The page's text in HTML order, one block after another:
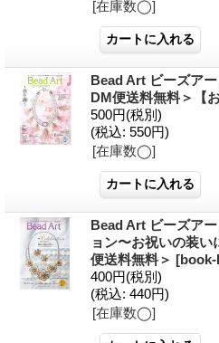
[在庫数◯]
Bead Art ビーズア
DM便送料無料＞【
500円(税別)
(税込: 550円)
[在庫数◯]
Bead Art ビーズア
ョン〜お祝いの装
便送料無料＞ [book-
400円(税別)
(税込: 440円)
[在庫数◯]